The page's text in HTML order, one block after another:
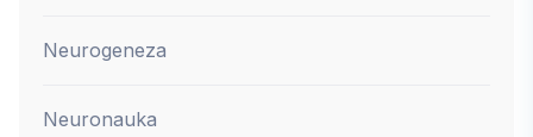
Neurogeneza
Neuronauka